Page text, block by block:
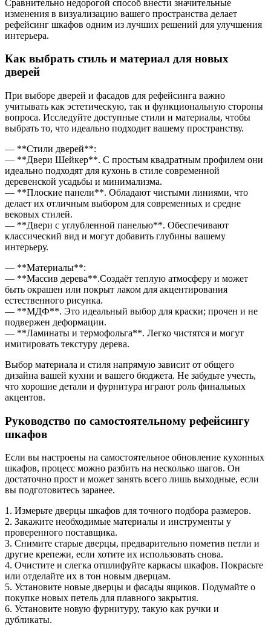
Сравнительно недорогой способ внести значительные
изменения в визуализацию вашего пространства делает
рефейсинг шкафов одним из лучших решений для улучшения
интерьера.
Как выбрать стиль и материал для новых
дверей
При выборе дверей и фасадов для рефейсинга важно
учитывать как эстетическую, так и функциональную стороны
вопроса. Исследуйте доступные стили и материалы, чтобы
выбрать то, что идеально подходит вашему пространству.
— **Стили дверей**:
— **Двери Шейкер**. С простым квадратным профилем они
идеально подходят для кухонь в стиле современной
деревенской усадьбы и минимализма.
— **Плоские панели**. Обладают чистыми линиями, что
делает их отличным выбором для современных и средне
вековых стилей.
— **Двери с углубленной панелью**. Обеспечивают
классический вид и могут добавить глубины вашему
интерьеру.
— **Материалы**:
— **Массив дерева**.Создаёт теплую атмосферу и может
быть окрашен или покрыт лаком для акцентирования
естественного рисунка.
— **МДФ**. Это идеальный выбор для краски; прочен и не
подвержен деформации.
— **Ламинаты и термофольга**. Легко чистятся и могут
имитировать текстуру дерева.
Выбор материала и стиля напрямую зависит от общего
дизайна вашей кухни и вашего бюджета. Не забудьте учесть,
что хорошие детали и фурнитура играют роль финальных
акцентов.
Руководство по самостоятельному рефейсингу
шкафов
Если вы настроены на самостоятельное обновление кухонных
шкафов, процесс можно разбить на несколько шагов. Он
достаточно прост и может занять всего лишь выходные, если
вы подготовитесь заранее.
1. Измерьте дверцы шкафов для точного подбора размеров.
2. Закажите необходимые материалы и инструменты у
проверенного поставщика.
3. Снимите старые дверцы, предварительно пометив петли и
другие крепежи, если хотите их использовать снова.
4. Очистите и слегка отшлифуйте каркасы шкафов. Покрасьте
или отделайте их в тон новым дверцам.
5. Установите новые дверцы и фасады ящиков. Подумайте о
покупке новых петель для плавного закрытия.
6. Установите новую фурнитуру, такую как ручки и
дубликаты.